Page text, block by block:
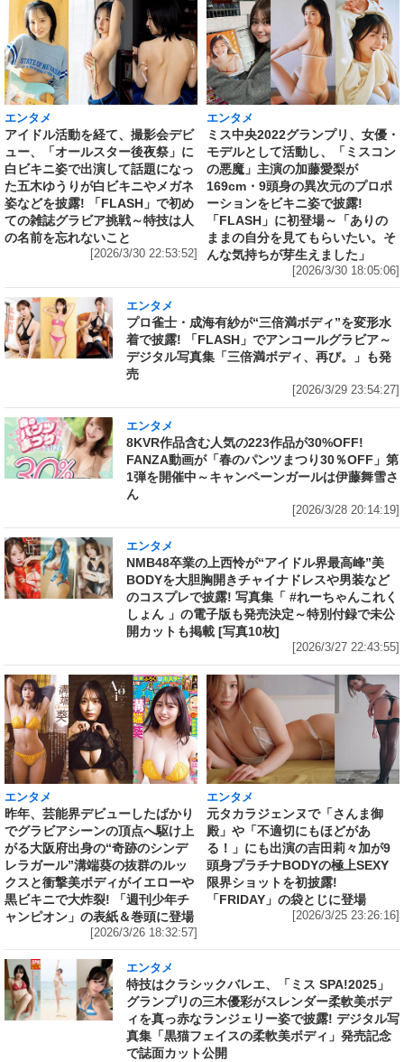
エンタメ
アイドル活動を経て、撮影会デビ
ュー、「オールスター後夜祭」に
白ビキニ姿で出演して話題になっ
た五木ゆうりが白ビキニやメガネ
姿などを披露! 「FLASH」で初め
ての雑誌グラビア挑戦～特技は人
の名前を忘れないこと
[2026/3/30 22:53:52]
エンタメ
ミス中央2022グランプリ、女優・
モデルとして活動し、「ミスコン
の悪魔」主演の加藤愛梨が
169cm・9頭身の異次元のプロポ
ーションをビキニ姿で披露!
「FLASH」に初登場～「ありの
ままの自分を見てもらいたい。そ
んな気持ちが芽生えました」
[2026/3/30 18:05:06]
エンタメ
プロ雀士・成海有紗が“三倍満ボディ”を変形水
着で披露! 「FLASH」でアンコールグラビア～
デジタル写真集「三倍満ボディ、再び。」も発
売
[2026/3/29 23:54:27]
エンタメ
8KVR作品含む人気の223作品が30%OFF!
FANZA動画が「春のパンツまつり30％OFF」第
1弾を開催中～キャンペーンガールは伊藤舞雪さ
ん
[2026/3/28 20:14:19]
エンタメ
NMB48卒業の上西怜が“アイドル界最高峰”美
BODYを大胆胸開きチャイナドレスや男装など
のコスプレで披露! 写真集「 #れーちゃんこれく
しょん 」の電子版も発売決定～特別付録で未公
開カットも掲載 [写真10枚]
[2026/3/27 22:43:55]
エンタメ
昨年、芸能界デビューしたばかり
でグラビアシーンの頂点へ駆け上
がる大阪府出身の“奇跡のシンデ
レラガール”溝端葵の抜群のルッ
クスと衝撃美ボディがイエローや
黒ビキニで大炸裂! 「週刊少年チ
ャンピオン」の表紙＆巻頭に登場
[2026/3/26 18:32:57]
エンタメ
元タカラジェンヌで「さんま御
殿」や「不適切にもほどがあ
る！」にも出演の吉田莉々加が9
頭身プラチナBODYの極上SEXY
限界ショットを初披露!
「FRIDAY」の袋とじに登場
[2026/3/25 23:26:16]
エンタメ
特技はクラシックバレエ、「ミス SPA!2025」
グランプリの三木優彩がスレンダー柔軟美ボデ
ィを真っ赤なランジェリー姿で披露! デジタル写
真集「黒猫フェイスの柔軟美ボディ」発売記念
で誌面カット公開